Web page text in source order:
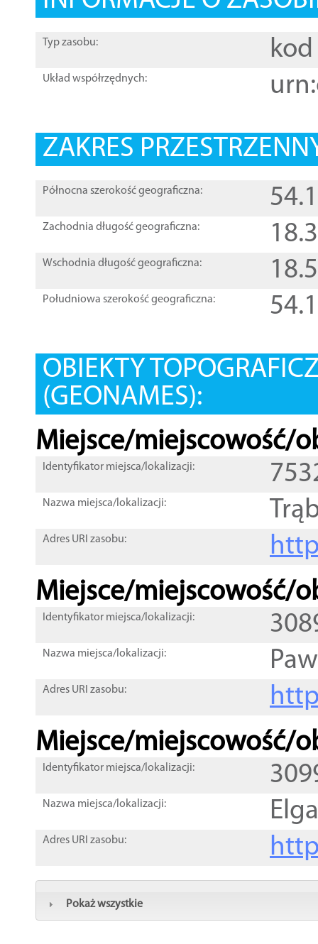
Typ zasobu: kod
Układ współrzędnych:
ZAKRES
Północna szerokość geograficzna:
Zachodnia długość geograficzna:
Wschodnia długość geograficzna:
Południowa szerokość geograficzna:
OBIEKTY
(GEONAMES):
Miejsce/miejscowość/
Identyfikator miejsca/lokalizacji:
Nazwa miejsca/lokalizacji:
Adres URI zasobu:
Miejsce/miejscowość/
Identyfikator miejsca/lokalizacji:
Nazwa miejsca/lokalizacji:
Adres URI zasobu:
Miejsce/miejscowość/
Identyfikator miejsca/lokalizacji:
Nazwa miejsca/lokalizacji:
Adres URI zasobu:
Pokaż wszystkie